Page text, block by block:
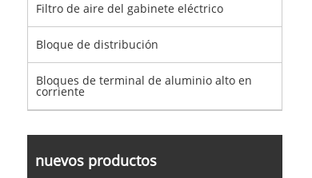
Filtro de aire del gabinete eléctrico
Bloque de distribución
Bloques de terminal de aluminio alto en
corriente
nuevos productos